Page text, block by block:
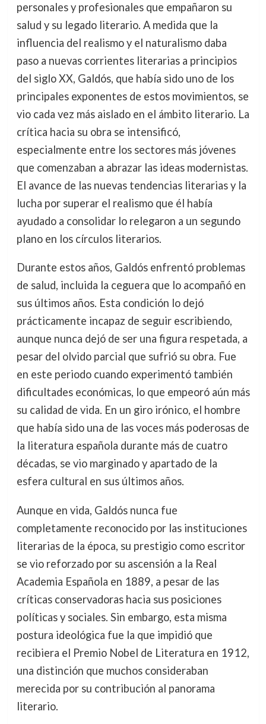
personales y profesionales que empañaron su
salud y su legado literario. A medida que la
influencia del realismo y el naturalismo daba
paso a nuevas corrientes literarias a principios
del siglo XX, Galdós, que había sido uno de los
principales exponentes de estos movimientos, se
vio cada vez más aislado en el ámbito literario. La
crítica hacia su obra se intensificó,
especialmente entre los sectores más jóvenes
que comenzaban a abrazar las ideas modernistas.
El avance de las nuevas tendencias literarias y la
lucha por superar el realismo que él había
ayudado a consolidar lo relegaron a un segundo
plano en los círculos literarios.
Durante estos años, Galdós enfrentó problemas
de salud, incluida la ceguera que lo acompañó en
sus últimos años. Esta condición lo dejó
prácticamente incapaz de seguir escribiendo,
aunque nunca dejó de ser una figura respetada, a
pesar del olvido parcial que sufrió su obra. Fue
en este periodo cuando experimentó también
dificultades económicas, lo que empeoró aún más
su calidad de vida. En un giro irónico, el hombre
que había sido una de las voces más poderosas de
la literatura española durante más de cuatro
décadas, se vio marginado y apartado de la
esfera cultural en sus últimos años.
Aunque en vida, Galdós nunca fue
completamente reconocido por las instituciones
literarias de la época, su prestigio como escritor
se vio reforzado por su ascensión a la Real
Academia Española en 1889, a pesar de las
críticas conservadoras hacia sus posiciones
políticas y sociales. Sin embargo, esta misma
postura ideológica fue la que impidió que
recibiera el Premio Nobel de Literatura en 1912,
una distinción que muchos consideraban
merecida por su contribución al panorama
literario.